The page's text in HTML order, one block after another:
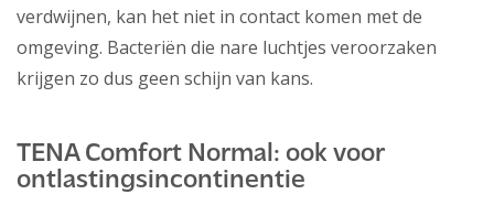
verdwijnen, kan het niet in contact komen met de
omgeving. Bacteriën die nare luchtjes veroorzaken
krijgen zo dus geen schijn van kans.
TENA Comfort Normal: ook voor
ontlastingsincontinentie